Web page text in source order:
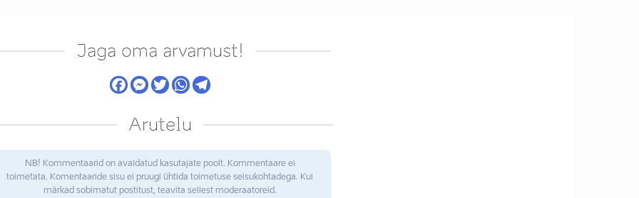
Jaga oma arvamust!
Arutelu
NB! Kommentaarid on avaldatud kasutajate poolt. Kommentaare ei
toimetata. Komentaaride sisu ei pruugi ühtida toimetuse seisukohtadega. Kui
märkad sobimatut postitust, teavita sellest moderaatoreid.